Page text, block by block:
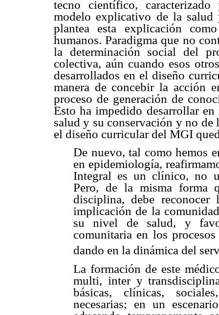
tecno científico,
modelo explicativo de la salud
plantea esta explicación
humanos. Paradigma que no
la determinación social del
colectiva, aún cuando esos
desarrollados en el diseño
manera de concebir la acción
proceso de generación de
Esto ha impedido desarrollar
salud y su conservación y no de
el diseño curricular del MGI
De nuevo, tal como hemos
en epidemiología,
Integral es un clínico, no
Pero, de la misma forma
disciplina, debe
implicación de la
su nivel de salud, y
comunitaria en los
dando en la dinámica del
La formación de este
multi, inter y
básicas, clínicas,
necesarias; en un